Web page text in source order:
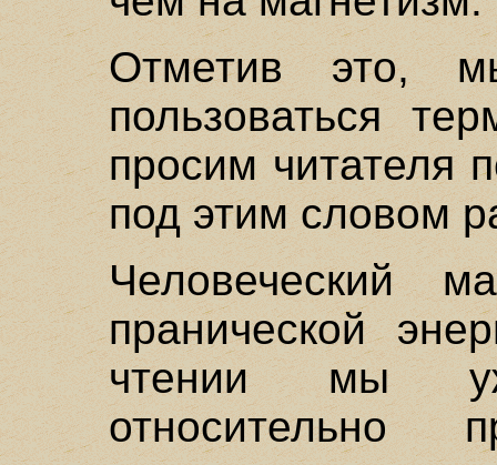
Отметив это,
пользоваться
просим читателя
под этим словом
Человеческий
пранической
чтении мы